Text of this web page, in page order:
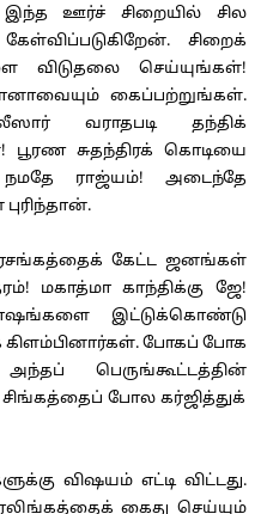
இந்த ஊர்ச் சிறையில் சில
சிறைக்
விடுதலை செய்யுங்கள்!
கைப்பற்றுங்கள்.
வராதபடி தந்திக்
பூரண சுதந்திரக் கொடியை
ராஜ்யம்! அடைந்தே
கேட்ட ஜனங்கள்
மகாத்மா காந்திக்கு ஜே!
இட்டுக்கொண்டு
கிளம்பினார்கள். போகப் போக
பெருங்கூட்டத்தின்
போல கர்ஜித்துக்
விஷயம் எட்டி விட்டது.
கைது செய்யும்